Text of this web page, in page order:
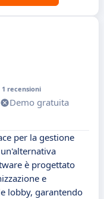
1 recensioni
Demo gratuita
per la gestione
è progettato
e
lobby, garantendo